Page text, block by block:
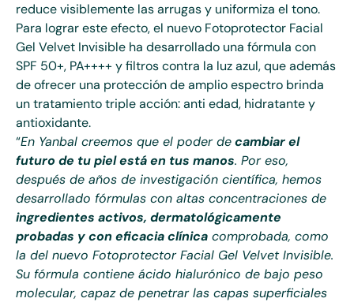
reduce visiblemente las arrugas y uniformiza el tono.
Para lograr este efecto, el nuevo Fotoprotector Facial
Gel Velvet Invisible ha desarrollado una fórmula con
SPF 50+, PA++++ y filtros contra la luz azul, que además
de ofrecer una protección de amplio espectro brinda
un tratamiento triple acción: anti edad, hidratante y
antioxidante.
“En Yanbal creemos que el poder decambiar el
futuro de tu piel está en tus manos. Por eso,
después de años de investigación científica, hemos
desarrollado fórmulas con altas concentraciones de
ingredientes activos, dermatológicamente
probadas y con eficacia clínica comprobada, como
la del nuevo Fotoprotector Facial Gel Velvet Invisible.
Su fórmula contiene ácido hialurónico de bajo peso
molecular, capaz de penetrar las capas superficiales